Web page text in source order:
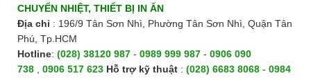
CHUYỂN NHIỆT, THIẾT BỊ IN ẤN
Địa chỉ : 196/9 Tân Sơn Nhì, Phường Tân Sơn Nhì, Quận Tân
Phú, Tp.HCM
Hotline: (028) 38120 987 - 0989 999 987 - 0906 090
738
0906 517 623 Hỗ trợ kỹ thuật : (028) 6683 8068 - 0984